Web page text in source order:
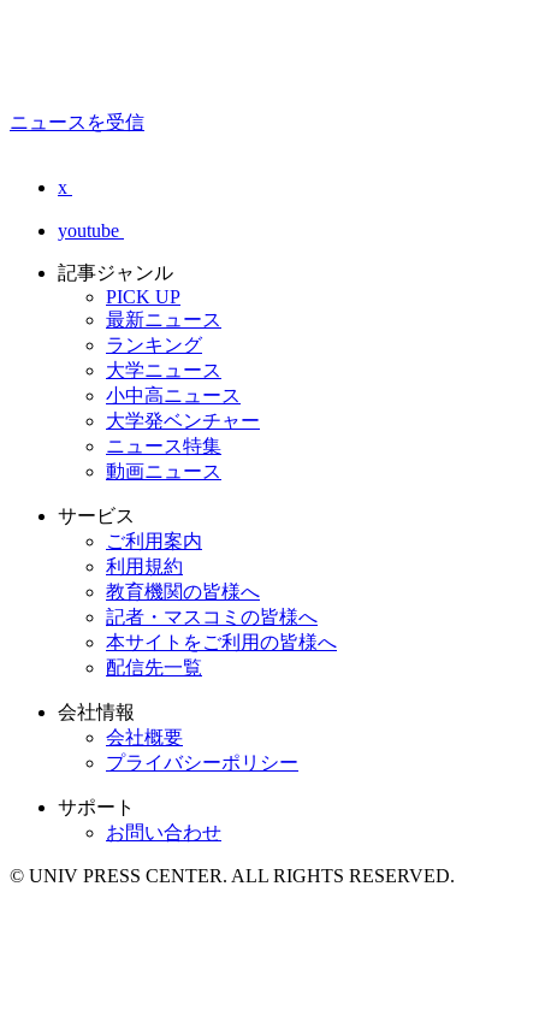
ニュースを受信
x
youtube
記事ジャンル
PICK UP
最新ニュース
ランキング
大学ニュース
小中高ニュース
大学発ベンチャー
ニュース特集
動画ニュース
サービス
ご利用案内
利用規約
教育機関の皆様へ
記者・マスコミの皆様へ
本サイトをご利用の皆様へ
配信先一覧
会社情報
会社概要
プライバシーポリシー
サポート
お問い合わせ
© UNIV PRESS CENTER. ALL RIGHTS RESERVED.